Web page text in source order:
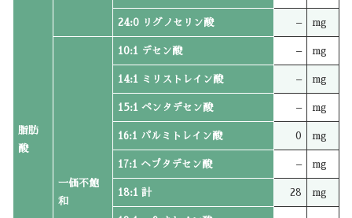
脂肪
酸
24:0 リグノセリン酸 – mg
一価不飽
和
10:1 デセン酸 – mg
14:1 ミリストレイン酸 – mg
15:1 ペンタデセン酸 – mg
16:1 パルミトレイン酸 0 mg
17:1 ヘプタデセン酸 – mg
18:1 計 28 mg